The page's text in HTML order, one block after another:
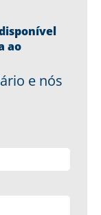
ao
e nós